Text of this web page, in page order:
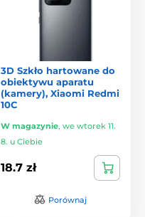
3D Szkło hartowane do
obiektywu aparatu
(kamery), Xiaomi Redmi
10C
W magazynie, we wtorek 11.
8. u Ciebie
18.7 zł
Porównaj